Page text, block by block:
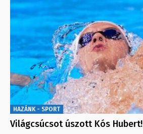
HAZÁNK - SPORT
Világcsúcsot úszott Kós Hubert!